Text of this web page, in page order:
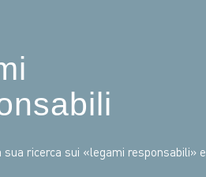
sua ricerca sui «legami responsabili» e